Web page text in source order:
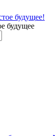
будущее